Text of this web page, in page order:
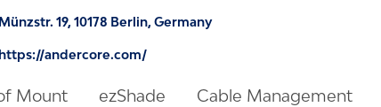
Münzstr. 19, 10178 Berlin, Germany
https://andercore.com/
Mount ezShade Cable Management